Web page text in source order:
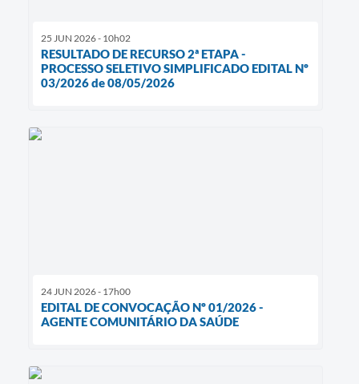
25 JUN 2026 - 10h02
RESULTADO DE RECURSO 2ª ETAPA -
PROCESSO SELETIVO SIMPLIFICADO EDITAL Nº
03/2026 de 08/05/2026
24 JUN 2026 - 17h00
EDITAL DE CONVOCAÇÃO Nº 01/2026 -
AGENTE COMUNITÁRIO DA SAÚDE